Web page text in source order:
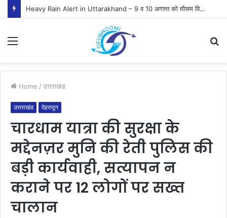
Heavy Rain Alert in Uttarakhand – 9 व 10 अगस्त को मौसम विभाग ने जारी किया ऑरेंज व येलो अलर्ट
Menu
Home / उत्तराखंड
उत्तराखंड देहरादून
चारधाम यात्रा की सुरक्षा के
मद्देनज़र मुनि की रेती पुलिस की
बड़ी कार्यवाही, सत्यापन न
कराने पर 12 लोगों पर सख्त
चालान